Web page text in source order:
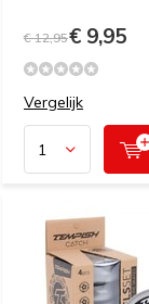
€ 12,95€ 9,95
Vergelijk